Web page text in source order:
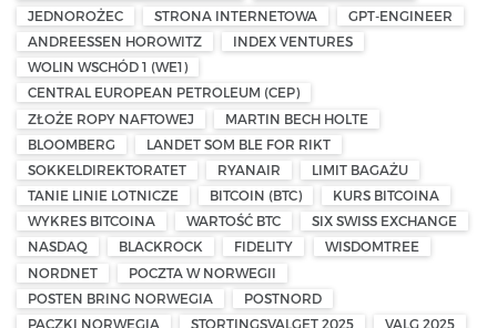
JEDNOROŻEC
STRONA INTERNETOWA
GPT-ENGINEER
ANDREESSEN HOROWITZ
INDEX VENTURES
WOLIN WSCHÓD 1 (WE1)
CENTRAL EUROPEAN PETROLEUM (CEP)
ZŁOŻE ROPY NAFTOWEJ
MARTIN BECH HOLTE
BLOOMBERG
LANDET SOM BLE FOR RIKT
SOKKELDIREKTORATET
RYANAIR
LIMIT BAGAŻU
TANIE LINIE LOTNICZE
BITCOIN (BTC)
KURS BITCOINA
WYKRES BITCOINA
WARTOŚĆ BTC
SIX SWISS EXCHANGE
NASDAQ
BLACKROCK FIDELITY
WISDOMTREE
NORDNET
POCZTA W NORWEGII
POSTEN BRING NORWEGIA
POSTNORD
PACZKI NORWEGIA
STORTINGSVALGET 2025 VALG 2025